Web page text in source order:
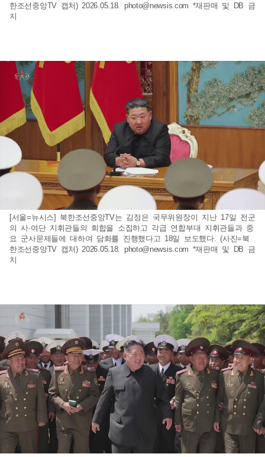
한조선중앙TV 캡처) 2026.05.18. photo@newsis.com *재판매 및 DB 금
지
[서울=뉴시스] 북한조선중앙TV는 김정은 국무위원장이 지난 17일 전군
의 사·여단 지휘관들의 회합을 소집하고 각급 연합부대 지휘관들과 중
요 군사문제들에 대하여 담화를 진행했다고 18일 보도했다. (사진=북
한조선중앙TV 캡처) 2026.05.18. photo@newsis.com *재판매 및 DB 금
지